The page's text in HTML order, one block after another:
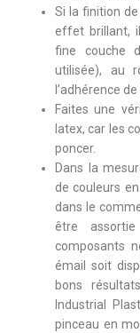
Si la finition de
effet brillant,
fine couche
utilisée), au
l’adhérence
Faites une
latex, car les
poncer.
Dans la
de couleurs
dans le
être
composants
émail soit
bons
Industrial
pinceau en